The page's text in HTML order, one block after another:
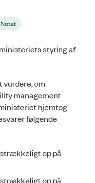
Notat
styring af
vurdere, om
management
hjemtog
følgen­de
op på
op på